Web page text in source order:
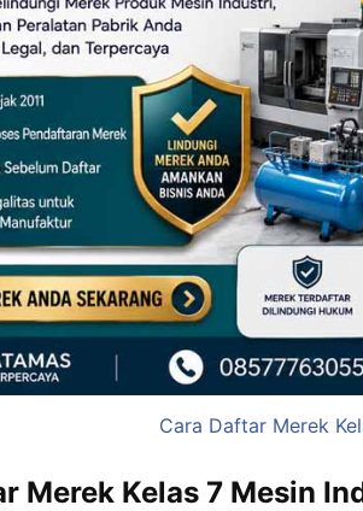
Cara Daftar Merek
Merek Kelas 7 Mesin